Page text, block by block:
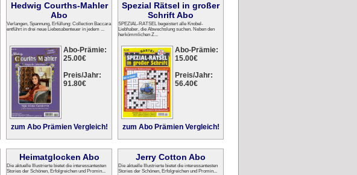
Hedwig Courths-Mahler
Abo
Verlangen, Spannung, Erfüllung: Collection Baccara
entführt in drei neue Liebesabenteuer in jedem ...
Abo-Prämie:
25.00€
Preis/Jahr:
91.80€
zum Abo Prämien Vergleich!
Spezial Rätsel in großer
Schrift Abo
SPEZIAL-RÄTSEL begeistert alle Knobel-
Liebhaber, die Abwechslung suchen. Neben den
herkömmlichen Z...
Abo-Prämie:
15.00€
Preis/Jahr:
56.40€
zum Abo Prämien Vergleich!
Heimatglocken Abo
Die aktuelle Illustrierte bietet die interessantesten
Stories der Schönen, Erfolgreichen und Promin...
Jerry Cotton Abo
Die aktuelle Illustrierte bietet die interessantesten
Stories der Schönen, Erfolgreichen und Promin...